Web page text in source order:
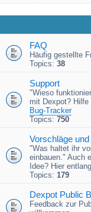
FAQ
Häufig gestellte
Topics: 38
Support
"Wieso
mit Dexpot? Hilfe
Bug-Tracker
Topics: 750
Vorschläge
"Was haltet ihr
einbauen." Auch
Idee? Hier
Topics: 179
Dexpot Public
Feedback zur